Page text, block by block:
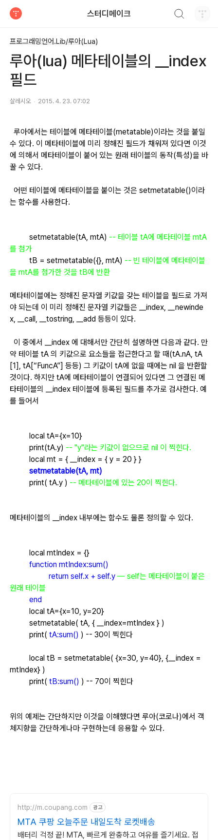
스터디메이크
프로그래밍언어.Lib/루아(Lua)
루아(lua) 메타테이블의 __index
필드
살레시오 2015. 4. 23. 07:02
루아에서는 테이블에 메타테이블(metatable)이라는 것을 붙일
수 있다. 이 메타테이블에 미리 정해진 필드가 채워져 있다면 이것
에 의해서 메타테이블이 붙어 있는 원래 테이블의 동작(특성)을 바
꿀 수 있다.
어떤 테이블에 메타테이블을 붙이는 것은 setmetatable()이라
는 함수를 사용한다.
setmetatable(tA, mtA) -- 테이블 tA에 메타테이블 mtA
를 첨가
tB = setmetatable({}, mtA) -- 빈 테이블에 메타테이블
을 mtA를 첨가한 것을 tB에 반환
메타테이블에는 정해진 문자열 키값을 갖는 테이블을 필드로 가져
야 되는데 이 미리 정해진 문자열 키값들은 __index, __newinde
x, __call, __tostring, __add 등등이 있다.
이 중에서 __index 에 대해서만 간단히 설명하면 다음과 같다. 만
약 테이블 tA 의 키값으로 요소들을 접근한다고 할 때(tA.nA, tA
[1], tA[“FuncA”] 등등) 그 키값이 tA에 없을 때에는 nil 을 반환할
것이다. 하지만 tA에 메타테이블이 연결되어 있다면 그 연결된 메
타테이블의 __index 테이블에 등록된 필드를 추가로 검사한다. 예
를 들어서
local tA={x=10}
print(tA.y) -- "y"라는 키값이 없으므로 nil 이 찍힌다.
local mt = { __index = { y = 20 } }
setmetatable(tA, mt)
print( tA.y ) -- 메타테이블에 있는 20이 찍힌다.
메타테이블의 __index 내부에는 함수도 물론 정의할 수 있다.
local mtIndex = {}
function mtIndex:sum()
return self.x + self.y — self는 메타테이블이 붙은
원래 테이블
end
local tA={x=10, y=20}
setmetatable( tA, { __index=mtIndex } )
print( tA:sum() ) -- 30이 찍힌다
local tB = setmetatable( {x=30, y=40}, {__index =
mtIndex} )
print( tB:sum() ) -- 70이 찍힌다
위의 예제는 간단하지만 이것을 이해했다면 루아(코로나)에서 객
체지향을 간단하게나마 구현하는데 응용할 수 있다.
http://m.coupang.com 광고
MTA 쿠팡 오늘주문 내일도착 로켓배송
배터리 걱정 끝! MTA, 빠르게 완충하고 여유를 즐기세요. 접